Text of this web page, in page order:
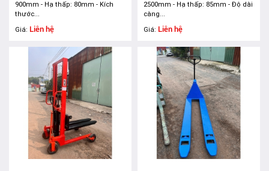
900mm - Hạ thấp: 80mm - Kích
thước...
Giá: Liên hệ
2500mm - Hạ thấp: 85mm - Độ dài
càng...
Giá: Liên hệ